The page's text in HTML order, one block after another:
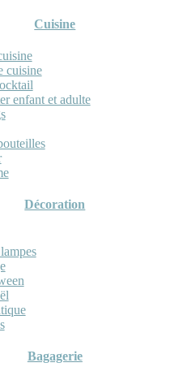
Cuisine
cuisine
enfant et adulte
Décoration
Bagagerie